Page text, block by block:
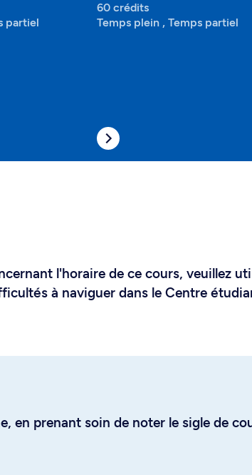
partiel
60 crédits
Temps plein , Temps partiel
l'horaire de ce cours, veuillez
à naviguer dans le Centre
en prenant soin de noter le sigle de